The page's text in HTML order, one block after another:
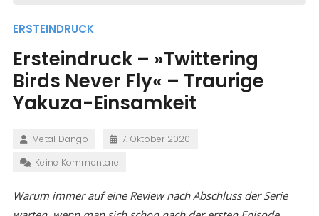
ERSTEINDRUCK
Ersteindruck – »Twittering
Birds Never Fly« – Traurige
Yakuza-Einsamkeit
Metal Dango
7. Oktober 2020
Keine Kommentare
Warum immer auf eine Review nach Abschluss der Serie